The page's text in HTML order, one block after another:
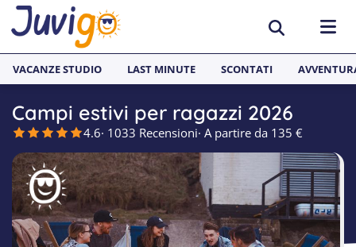
ATTIVITÀ
Avventura
Basket
Calcio
REGIONI
Abruzzo
Emilia-Romagna
INTERNAZIONALE
Inghilterra
SOGGIORNI LINGUISTICI
VACANZE STUDIO LAST MINUTE SCONTATI
Campi estivi per ragazzi 2026
4.6· 1033 Recensioni· A partire da 135 €